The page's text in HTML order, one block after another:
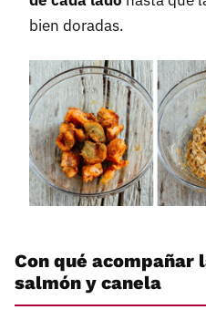
bien doradas.
Con qué acompañar
salmón y canela